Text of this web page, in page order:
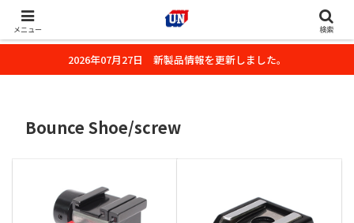
株式会社ユーエヌのオフィシャルホームページです。デジタルカメラ・カメ
ラ・水中撮影用の撮影アクセサリーのご紹介をいたします。
2026年07月27日 新製品情報を更新しました。
Bounce Shoe/screw
メニュー 検索